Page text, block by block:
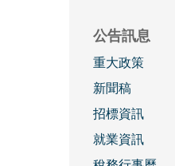
公告訊息
重大政策
新聞稿
招標資訊
就業資訊